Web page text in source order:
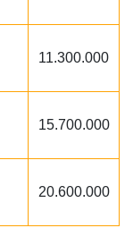
11.300.000
15.700.000
20.600.000